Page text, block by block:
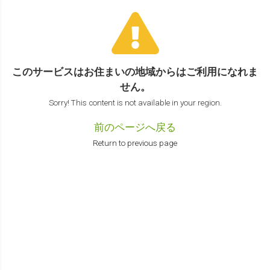
このサービスはお住まいの地域からはご利用になれま
せん。
Sorry! This content is not available in your region.
前のページへ戻る
Return to previous page